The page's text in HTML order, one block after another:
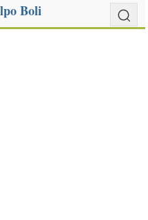
Boli